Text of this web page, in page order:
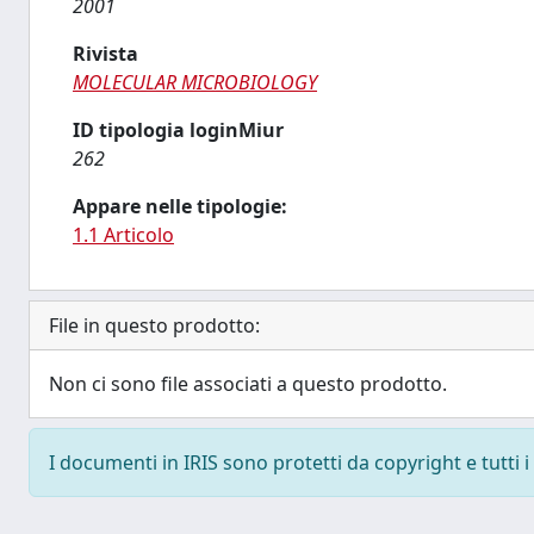
2001
Rivista
MOLECULAR MICROBIOLOGY
ID tipologia loginMiur
262
Appare nelle tipologie:
1.1 Articolo
File in questo prodotto:
Non ci sono file associati a questo prodotto.
I documenti in IRIS sono protetti da copyright e tutti